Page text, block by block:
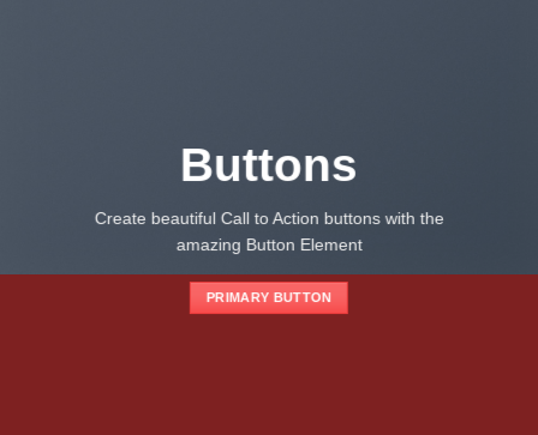
Buttons
Create beautiful Call to Action buttons with the
amazing Button Element
PRIMARY BUTTON